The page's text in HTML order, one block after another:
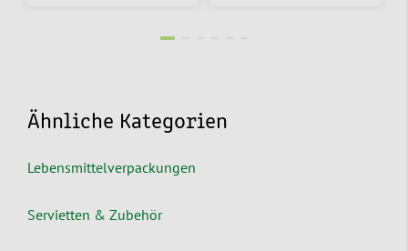
Ähnliche Kategorien
Lebensmittelverpackungen
Servietten & Zubehör